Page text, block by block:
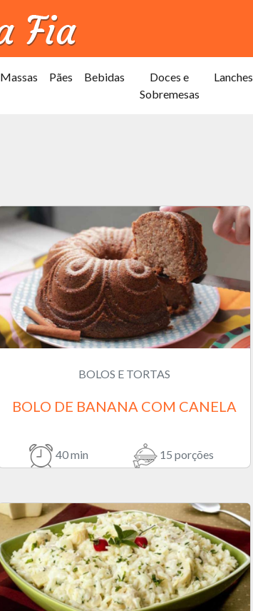
Massas Pães Bebidas
Doces e
Sobremesas
Lanches
BOLOS E TORTAS
BOLO DE BANANA COM CANELA
40 min 15 porções